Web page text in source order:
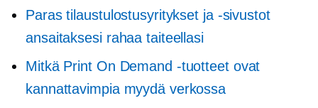
Paras tilaustulostusyritykset ja -sivustot
ansaitaksesi rahaa taiteellasi
Mitkä Print On Demand -tuotteet ovat
kannattavimpia myydä verkossa